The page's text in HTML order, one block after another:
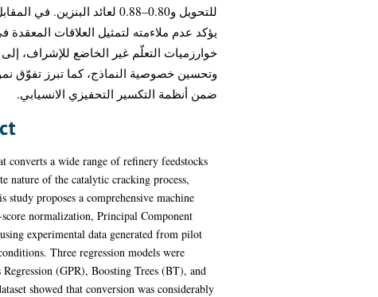
خوارزميات التعلّم غير الخاضع للإشراف،
ضمن أنظمة التكسير التحفيزي الانسيابي.
a wide range of refinery feedstocks
nature of the catalytic cracking process,
proposes a comprehensive machine
normalization, Principal Component
experimental data generated from pilot
Three regression models were
(GPR), Boosting Trees (BT), and
showed that conversion was considerably